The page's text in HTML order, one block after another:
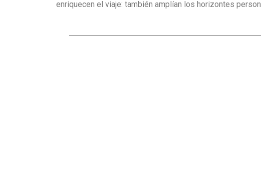
enriquecen el viaje: también amplían los horizontes